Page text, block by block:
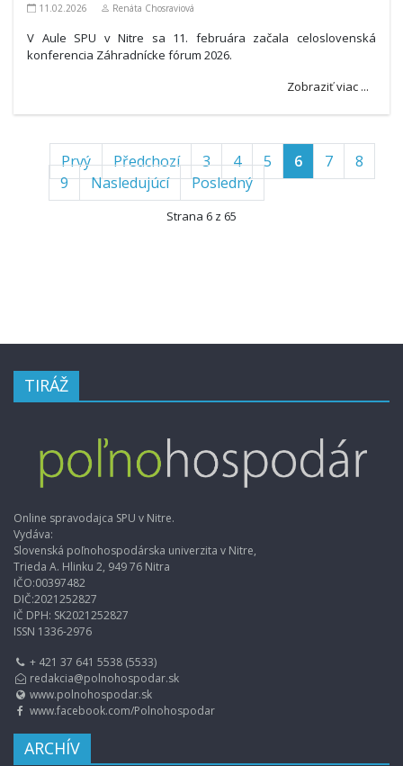
11.02.2026 Renáta Chosraviová
V Aule SPU v Nitre sa 11. februára začala celoslovenská
konferencia Záhradnícke fórum 2026.
Zobraziť viac ...
Strana 6 z 65
Prvý Předchozí 3 4 5 6 7
8
9
Nasledujúcí Posledný
TIRÁŽ
Online spravodajca SPU v Nitre.
Vydáva:
Slovenská poľnohospodárska univerzita v Nitre,
Trieda A. Hlinku 2, 949 76 Nitra
IČO:00397482
DIČ:2021252827
IČ DPH: SK2021252827
ISSN 1336-2976
+ 421 37 641 5538 (5533)
redakcia@polnohospodar.sk
www.polnohospodar.sk
www.facebook.com/Polnohospodar
ARCHÍV